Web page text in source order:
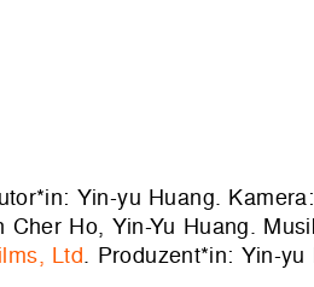
Yin-yu Huang.
Ho, Yin-Yu Huang.
Ltd. Produzent*in: Yin-yu